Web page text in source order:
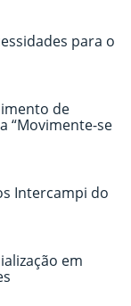
para o
de
“Movimente-se
Intercampi do
em